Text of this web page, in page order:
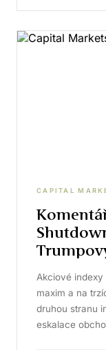
CAPITAL
Akciové
maxim a na
druhou stranu
eskalace